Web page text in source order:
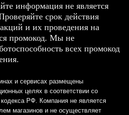
информация не является
срок действия
и их проведения на
промокод. Мы не
всех промокод
и сервисах размещены
целях в соответствии со
кодекса РФ. Компания не является
магазинов и не осуществляет